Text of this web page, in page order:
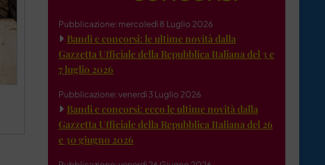
Pubblicazione: mercoledì 8 Luglio 2026
Bandi e concorsi: le ultime novità dalla
Gazzetta Ufficiale della Repubblica Italiana del 3 e
7 luglio 2026
Pubblicazione: venerdì 3 Luglio 2026
Bandi e concorsi: ecco le ultime novità dalla
Gazzetta Ufficiale della Repubblica Italiana del 26
e 30 giugno 2026